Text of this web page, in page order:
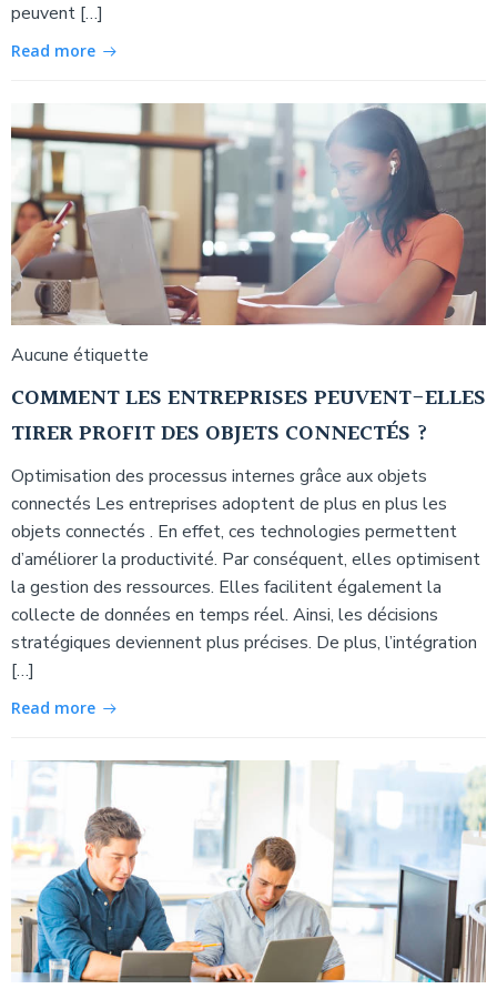
peuvent […]
Read more
Aucune étiquette
COMMENT LES ENTREPRISES PEUVENT-ELLES
TIRER PROFIT DES OBJETS CONNECTÉS ?
Optimisation des processus internes grâce aux objets
connectés Les entreprises adoptent de plus en plus les
objets connectés . En effet, ces technologies permettent
d’améliorer la productivité. Par conséquent, elles optimisent
la gestion des ressources. Elles facilitent également la
collecte de données en temps réel. Ainsi, les décisions
stratégiques deviennent plus précises. De plus, l’intégration
[…]
Read more